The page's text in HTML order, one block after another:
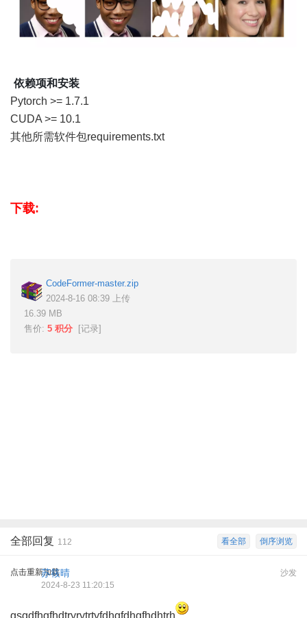
依赖项和安装
Pytorch >= 1.7.1
CUDA >= 10.1
其他所需软件包requirements.txt
下载:
CodeFormer-master.zip
2024-8-16 08:39 上传
16.39 MB
售价: 5 积分 [记录]
倒序浏览
看全部
全部回复 112
点击重新加载 沙发
苏筱晴
2024-8-23 11:20:15
gsgdfhgfhdtryrytrtyfdhgfdhgfhdhtrh